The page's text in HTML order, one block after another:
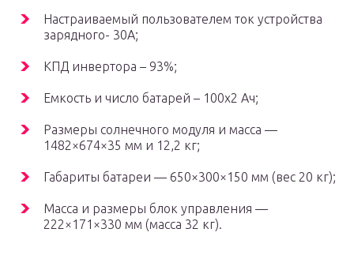
Настраиваемый пользователем ток устройства
зарядного- 30А;
КПД инвертора – 93%;
Емкость и число батарей – 100х2 Ач;
Размеры солнечного модуля и масса —
1482×674×35 мм и 12,2 кг;
Габариты батареи — 650×300×150 мм (вес 20 кг);
Масса и размеры блок управления —
222×171×330 мм (масса 32 кг).